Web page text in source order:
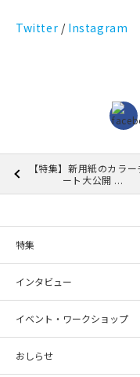
Twitter / Instagram
【特集】新用紙のカラー
ート大公開 ...
特集
インタビュー
イベント・ワークショップ
おしらせ